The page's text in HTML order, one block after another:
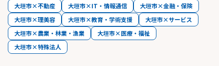
大垣市×不動産
大垣市×IT・情報通信
大垣市×金融・保険
大垣市×理美容
大垣市×教育・学術支援
大垣市×サービス
大垣市×農業・林業・漁業
大垣市×医療・福祉
大垣市×特殊法人